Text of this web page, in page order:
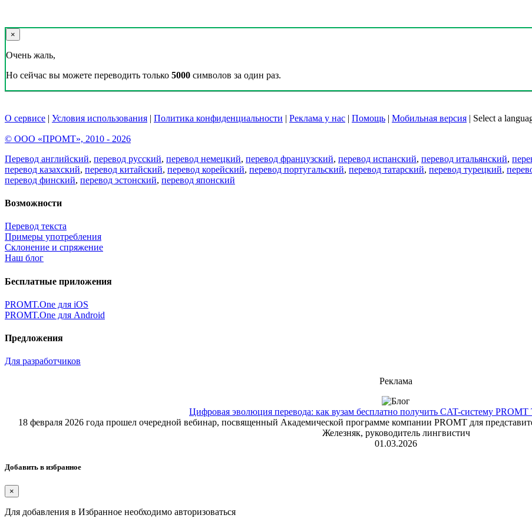
×
Очень жаль,
Но сейчас вы можете переводить только 5000 символов за один раз.
О сервисе | Условия использования | Политика конфиденциальности | Реклама у нас | Помощь | Мобильная версия | Select a
© ООО «ПРОМТ», 2010 - 2026
Перевод английский, перевод русский, перевод немецкий, перевод французский, перевод испанский, перевод итальянский,
перевод казахский, перевод китайский, перевод корейский, перевод португальский, перевод татарский, перевод турецкий,
перевод финский, перевод эстонский, перевод японский
Возможности
Перевод текста
Примеры употребления
Склонение и спряжение
Наш блог
Бесплатные приложения
PROMT.One для iOS
PROMT.One для Android
Предложения
Для разработчиков
Реклама
Цифровая эволюция перевода: как вузам бесплатно получить CAT-систему PROMT
18 февраля 2026 года прошел очередной вебинар, посвященный Академической программе компании PROMT для
Железняк, руководитель лингвистич
01.03.2026
Добавить в избранное
×
Для добавления в Избранное необходимо авторизоваться